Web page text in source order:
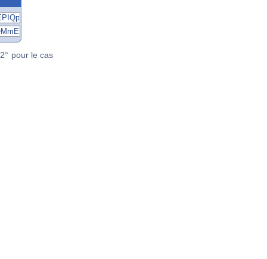
pour le cas